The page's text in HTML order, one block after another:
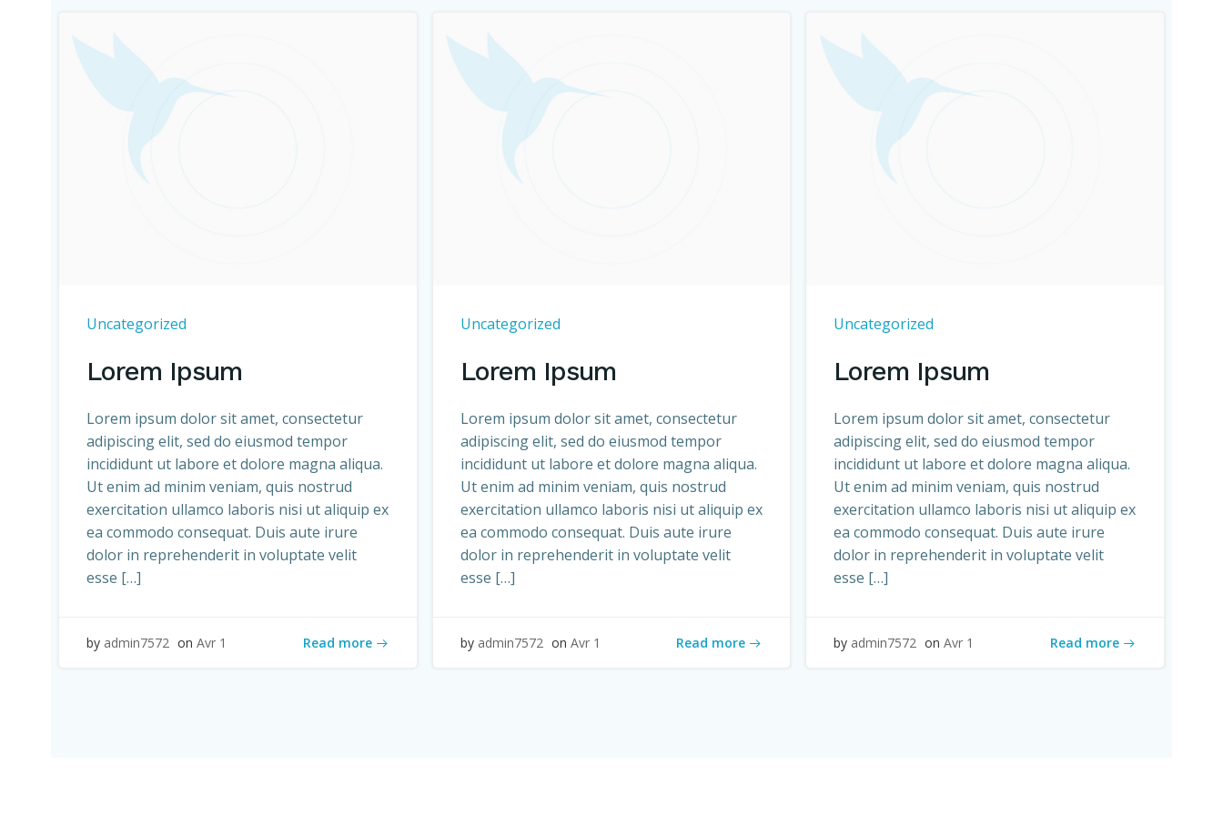
Uncategorized
Lorem Ipsum
Lorem ipsum dolor sit amet, consectetur
adipiscing elit, sed do eiusmod tempor
incididunt ut labore et dolore magna aliqua.
Ut enim ad minim veniam, quis nostrud
exercitation ullamco laboris nisi ut aliquip ex
ea commodo consequat. Duis aute irure
dolor in reprehenderit in voluptate velit
esse […]
by admin7572 on Avr 1 Read more
Uncategorized
Lorem Ipsum
Lorem ipsum dolor sit amet, consectetur
adipiscing elit, sed do eiusmod tempor
incididunt ut labore et dolore magna aliqua.
Ut enim ad minim veniam, quis nostrud
exercitation ullamco laboris nisi ut aliquip ex
ea commodo consequat. Duis aute irure
dolor in reprehenderit in voluptate velit
esse […]
by admin7572 on Avr 1 Read more
Uncategorized
Lorem Ipsum
Lorem ipsum dolor sit amet, consectetur
adipiscing elit, sed do eiusmod tempor
incididunt ut labore et dolore magna aliqua.
Ut enim ad minim veniam, quis nostrud
exercitation ullamco laboris nisi ut aliquip ex
ea commodo consequat. Duis aute irure
dolor in reprehenderit in voluptate velit
esse […]
by admin7572 on Avr 1 Read more